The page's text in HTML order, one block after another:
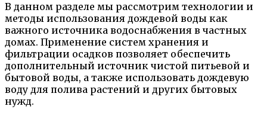
В данном разделе мы рассмотрим технологии и
методы использования дождевой воды как
важного источника водоснабжения в частных
домах. Применение систем хранения и
фильтрации осадков позволяет обеспечить
дополнительный источник чистой питьевой и
бытовой воды, а также использовать дождевую
воду для полива растений и других бытовых
нужд.